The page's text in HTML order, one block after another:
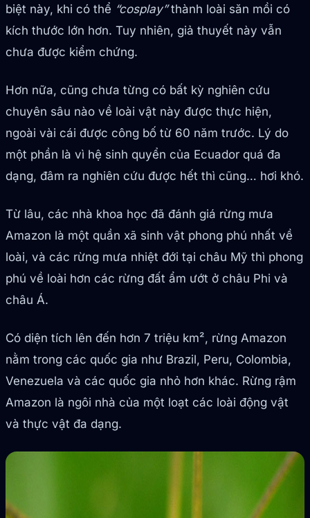
biệt này, khi có thể “cosplay”thành loài săn mồi có
kích thước lớn hơn. Tuy nhiên, giả thuyết này vẫn
chưa được kiểm chứng.
Hơn nữa, cũng chưa từng có bất kỳ nghiên cứu
chuyên sâu nào về loài vật này được thực hiện,
ngoài vài cái được công bố từ 60 năm trước. Lý do
một phần là vì hệ sinh quyển của Ecuador quá đa
dạng, đâm ra nghiên cứu được hết thì cũng… hơi khó.
Từ lâu, các nhà khoa học đã đánh giá rừng mưa
Amazon là một quần xã sinh vật phong phú nhất về
loài, và các rừng mưa nhiệt đới tại châu Mỹ thì phong
phú về loài hơn các rừng đất ẩm ướt ở châu Phi và
châu Á.
Có diện tích lên đến hơn 7 triệu km², rừng Amazon
nằm trong các quốc gia như Brazil, Peru, Colombia,
Venezuela và các quốc gia nhỏ hơn khác. Rừng rậm
Amazon là ngôi nhà của một loạt các loài động vật
và thực vật đa dạng.